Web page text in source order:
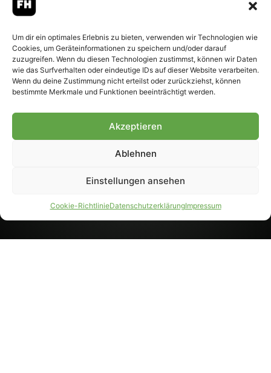
Um dir ein optimales Erlebnis zu bieten, verwenden wir Technologien wie
Cookies, um Geräteinformationen zu speichern und/oder darauf
zuzugreifen. Wenn du diesen Technologien zustimmst, können wir Daten
wie das Surfverhalten oder eindeutige IDs auf dieser Website verarbeiten.
Wenn du deine Zustimmung nicht erteilst oder zurückziehst, können
bestimmte Merkmale und Funktionen beeinträchtigt werden.
Akzeptieren
Ablehnen
Einstellungen ansehen
Cookie-RichtlinieDatenschutzerklärungImpressum
– Alle rechte vorbehalten.
Fohlen-Hautnah.de ist ein
offiziell eingetragenes Magazin
bei der Deutschen
Nationalbibliothek (ISSN 1868-
Weiterverarbeitung, auch
Genehmigung.
PARTNER WERDEN
AGB